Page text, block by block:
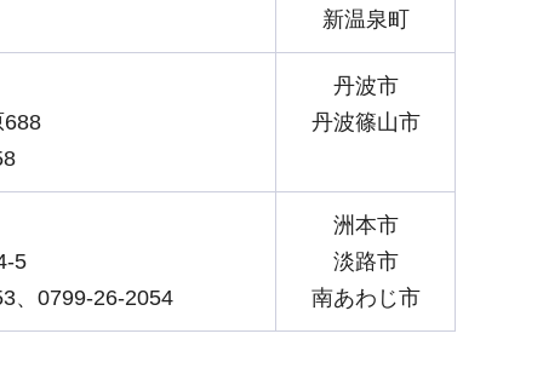
新温泉町
688
丹波市
丹波篠山市
5
、0799-26-2054
洲本市
淡路市
南あわじ市